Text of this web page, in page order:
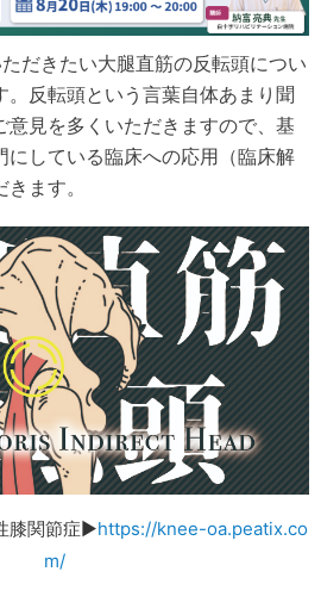
だきたい大腿直筋の反転頭につい
。反転頭という言葉自体あまり聞
意見を多くいただきますので、基
にしている臨床への応用（臨床解
ます。
膝関節症▶︎https://knee-oa.peatix.co
m/